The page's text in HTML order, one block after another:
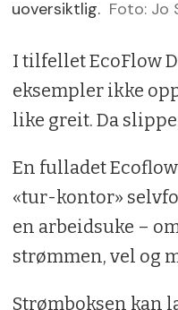
uoversiktlig. Foto: Jo
I tilfellet EcoFlow
eksempler ikke
like greit. Da
En fulladet
«tur-kontor»
en arbeidsuke –
strømmen, vel og
Strømboksen kan